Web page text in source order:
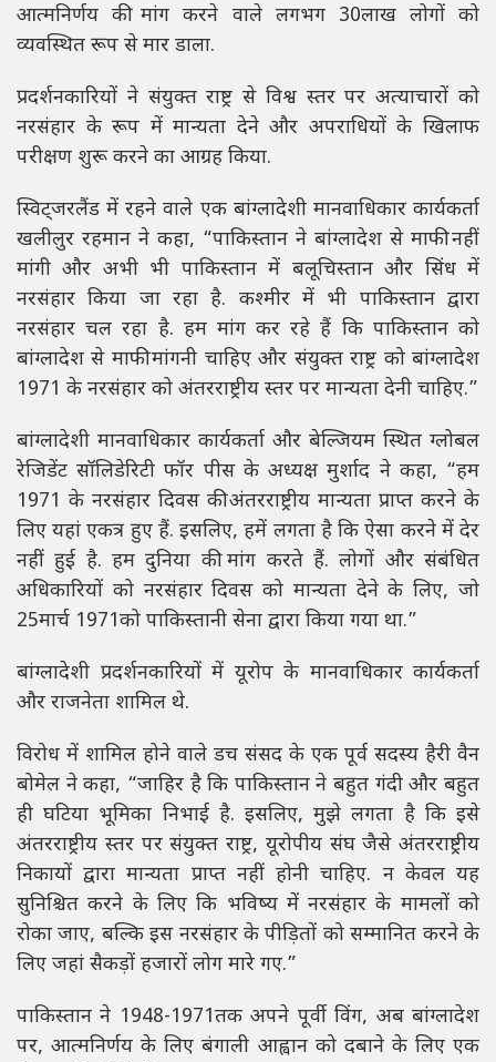
आत्मनिर्णय की मांग करने वाले लगभग 30लाख लोगों को
व्यवस्थित रूप से मार डाला.
प्रदर्शनकारियों ने संयुक्त राष्ट्र से विश्व स्तर पर अत्याचारों को
नरसंहार के रूप में मान्यता देने और अपराधियों के खिलाफ
परीक्षण शुरू करने का आग्रह किया.
स्विट्जरलैंड में रहने वाले एक बांग्लादेशी मानवाधिकार कार्यकर्ता
खलीलुर रहमान ने कहा, “पाकिस्तान ने बांग्लादेश से माफी नहीं
मांगी और अभी भी पाकिस्तान में बलूचिस्तान और सिंध में
नरसंहार किया जा रहा है. कश्मीर में भी पाकिस्तान द्वारा
नरसंहार चल रहा है. हम मांग कर रहे हैं कि पाकिस्तान को
बांग्लादेश से माफी मांगनी चाहिए और संयुक्त राष्ट्र को बांग्लादेश
1971 के नरसंहार को अंतरराष्ट्रीय स्तर पर मान्यता देनी चाहिए.”
बांग्लादेशी मानवाधिकार कार्यकर्ता और बेल्जियम स्थित ग्लोबल
रेजिडेंट सॉलिडेरिटी फॉर पीस के अध्यक्ष मुर्शाद ने कहा, “हम
1971 के नरसंहार दिवस की अंतरराष्ट्रीय मान्यता प्राप्त करने के
लिए यहां एकत्र हुए हैं. इसलिए, हमें लगता है कि ऐसा करने में देर
नहीं हुई है. हम दुनिया की मांग करते हैं. लोगों और संबंधित
अधिकारियों को नरसंहार दिवस को मान्यता देने के लिए, जो
25मार्च 1971को पाकिस्तानी सेना द्वारा किया गया था.”
बांग्लादेशी प्रदर्शनकारियों में यूरोप के मानवाधिकार कार्यकर्ता
और राजनेता शामिल थे.
विरोध में शामिल होने वाले डच संसद के एक पूर्व सदस्य हैरी वैन
बोमेल ने कहा, “जाहिर है कि पाकिस्तान ने बहुत गंदी और बहुत
ही घटिया भूमिका निभाई है. इसलिए, मुझे लगता है कि इसे
अंतरराष्ट्रीय स्तर पर संयुक्त राष्ट्र, यूरोपीय संघ जैसे अंतरराष्ट्रीय
निकायों द्वारा मान्यता प्राप्त नहीं होनी चाहिए. न केवल यह
सुनिश्चित करने के लिए कि भविष्य में नरसंहार के मामलों को
रोका जाए, बल्कि इस नरसंहार के पीड़ितों को सम्मानित करने के
लिए जहां सैकड़ों हजारों लोग मारे गए.”
पाकिस्तान ने 1948-1971तक अपने पूर्वी विंग, अब बांग्लादेश
पर, आत्मनिर्णय के लिए बंगाली आह्वान को दबाने के लिए एक